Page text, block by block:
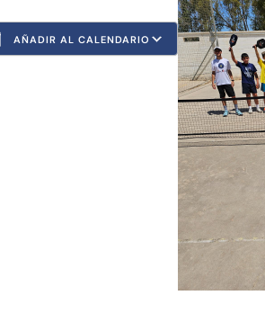
AÑADIR AL CALENDARIO
Google